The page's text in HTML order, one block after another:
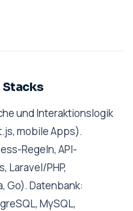
Stacks
und Interaktionslogik
mobile Apps).
Regeln, API-
Laravel/PHP,
Go). Datenbank:
MySQL,